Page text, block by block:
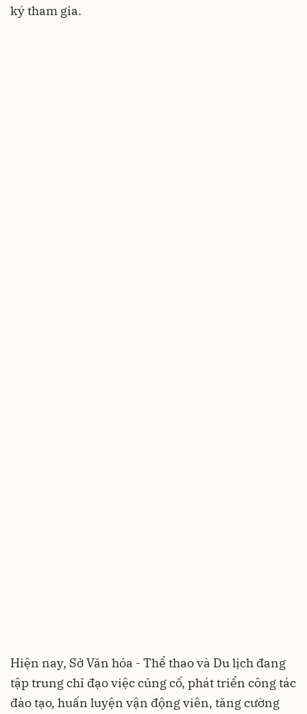
ký tham gia.
Hiện nay, Sở Văn hóa - Thể thao và Du lịch đang
tập trung chỉ đạo việc củng cố, phát triển công tác
đào tạo, huấn luyện vận động viên, tăng cường